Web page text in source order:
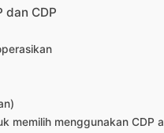
dan CDP
memilih menggunakan CDP